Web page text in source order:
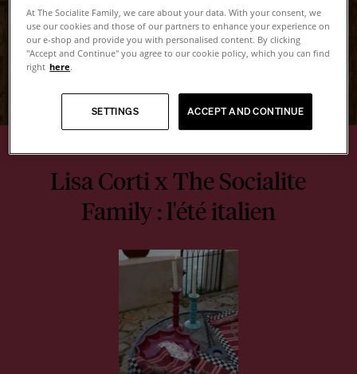
Lisa Corti x The Socialite
Family : l'été italien
At The Socialite Family, we care about your data. With your consent, we
use our cookies and those of our partners to enhance your experience on
our e-shop and provide you with personalised content. By clicking
"Accept and Continue" you agree to our cookie policy, which you can find
right here.
ACCEPT AND CONTINUE
SETTINGS